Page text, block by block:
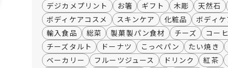
デジカメプリント
お箸 ギフト 木彫 天然石
ボディケアコスメ
スキンケア 化粧品 ボディ
輸入食品
総菜 製菓製パン食材 チーズ コー
チーズタルト
ドーナツ こっぺパン たい焼き
ベーカリー
フルーツジュース ドリンク 紅茶